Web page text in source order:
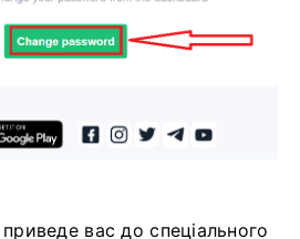
вас до спеціального